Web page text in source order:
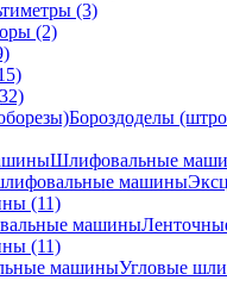
(3)
(2)
Бороздоделы
Шлифовальные
(11)
(11)
Угловые